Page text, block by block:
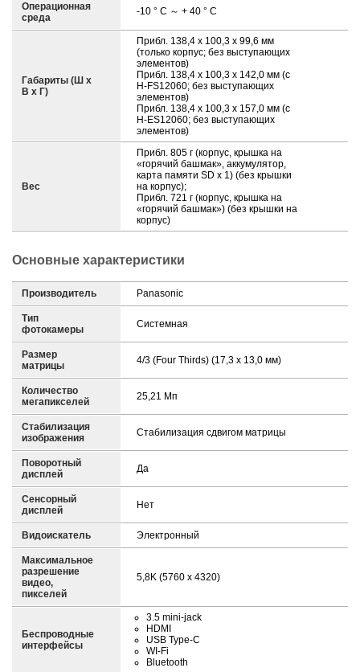
Операционная
среда
-10 ° C ～ + 40 ° C
Габариты (Ш х
В х Г)
Прибл. 138,4 x 100,3 x 99,6 мм
(только корпус; без выступающих
элементов)
Прибл. 138,4 x 100,3 x 142,0 мм (с
H-FS12060; без выступающих
элементов)
Прибл. 138,4 x 100,3 x 157,0 мм (с
H-ES12060; без выступающих
элементов)
Вес
Прибл. 805 г (корпус, крышка на
«горячий башмак», аккумулятор,
карта памяти SD x 1) (без крышки
на корпус);
Прибл. 721 г (корпус, крышка на
«горячий башмак») (без крышки на
корпус)
Основные характеристики
Производитель Panasonic
Тип
фотокамеры
Системная
Размер
матрицы
4/3 (Four Thirds) (17,3 x 13,0 мм)
Количество
мегапикселей
25,21 Mп
Стабилизация
изображения
Стабилизация сдвигом матрицы
Поворотный
дисплей
Да
Сенсорный
дисплей
Нет
Видоискатель Электронный
Максимальное
разрешение
видео,
пикселей
5,8K (5760 х 4320)
Беспроводные
интерфейсы
3.5 mini-jack
HDMI
USB Type-C
WI-Fi
Bluetooth